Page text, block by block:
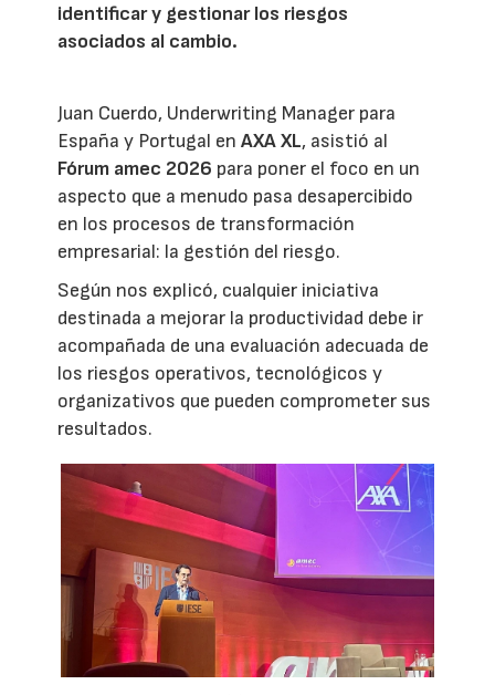
identificar y gestionar los riesgos
asociados al cambio.
Juan Cuerdo, Underwriting Manager para
España y Portugal enAXA XL, asistió al
Fórum amec 2026 para poner el foco en un
aspecto que a menudo pasa desapercibido
en los procesos de transformación
empresarial: la gestión del riesgo.
Según nos explicó, cualquier iniciativa
destinada a mejorar la productividad debe ir
acompañada de una evaluación adecuada de
los riesgos operativos, tecnológicos y
organizativos que pueden comprometer sus
resultados.